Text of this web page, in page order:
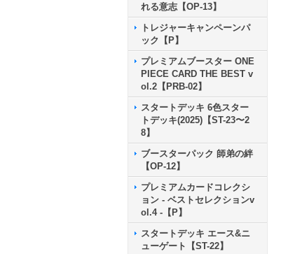
れる意志【OP-13】
トレジャーキャンペーンパ
ック【P】
プレミアムブースター ONE
PIECE CARD THE BEST v
ol.2【PRB-02】
スタートデッキ 6色スター
トデッキ(2025)【ST-23〜2
8】
ブースターパック 師弟の絆
【OP-12】
プレミアムカードコレクシ
ョン - ベストセレクションv
ol.4 -【P】
スタートデッキ エース&ニ
ューゲート【ST-22】